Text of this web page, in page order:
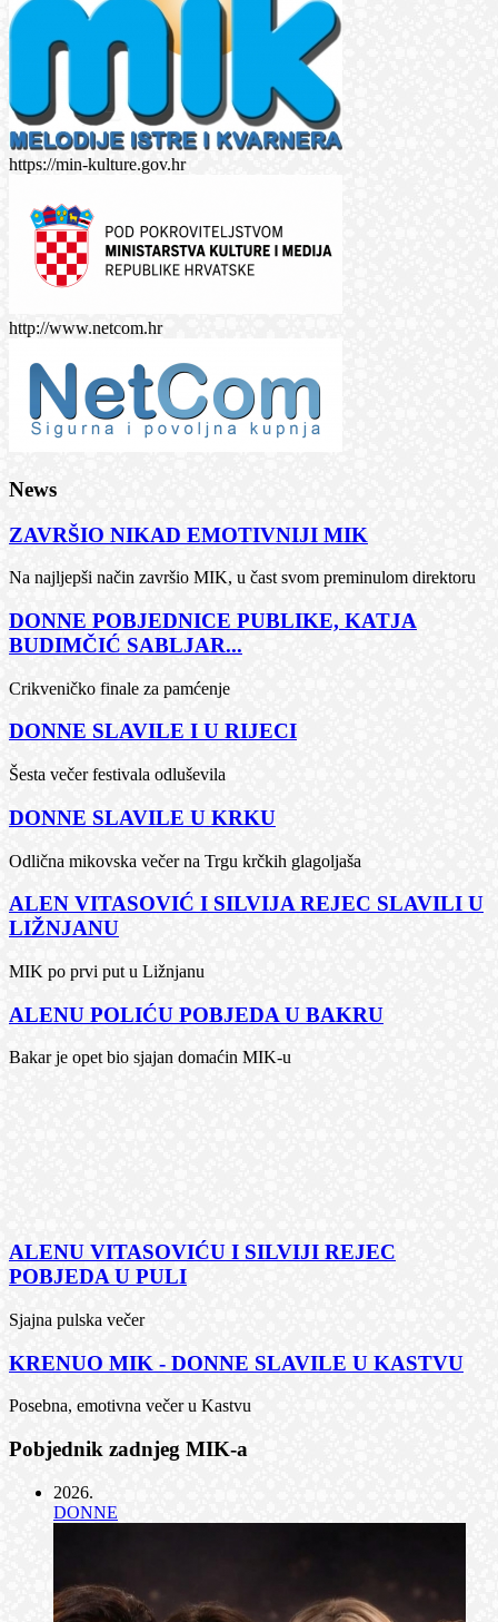
https://min-kulture.gov.hr
http://www.netcom.hr
News
ZAVRŠIO NIKAD EMOTIVNIJI MIK
Na najljepši način završio MIK, u čast svom preminulom direktoru
DONNE POBJEDNICE PUBLIKE, KATJA
BUDIMČIĆ SABLJAR...
Crikveničko finale za pamćenje
DONNE SLAVILE I U RIJECI
Šesta večer festivala odluševila
DONNE SLAVILE U KRKU
Odlična mikovska večer na Trgu krčkih glagoljaša
ALEN VITASOVIĆ I SILVIJA REJEC SLAVILI U
LIŽNJANU
MIK po prvi put u Ližnjanu
ALENU POLIĆU POBJEDA U BAKRU
Bakar je opet bio sjajan domaćin MIK-u
ALENU VITASOVIĆU I SILVIJI REJEC
POBJEDA U PULI
Sjajna pulska večer
KRENUO MIK - DONNE SLAVILE U KASTVU
Posebna, emotivna večer u Kastvu
Pobjednik zadnjeg MIK-a
2026.
DONNE